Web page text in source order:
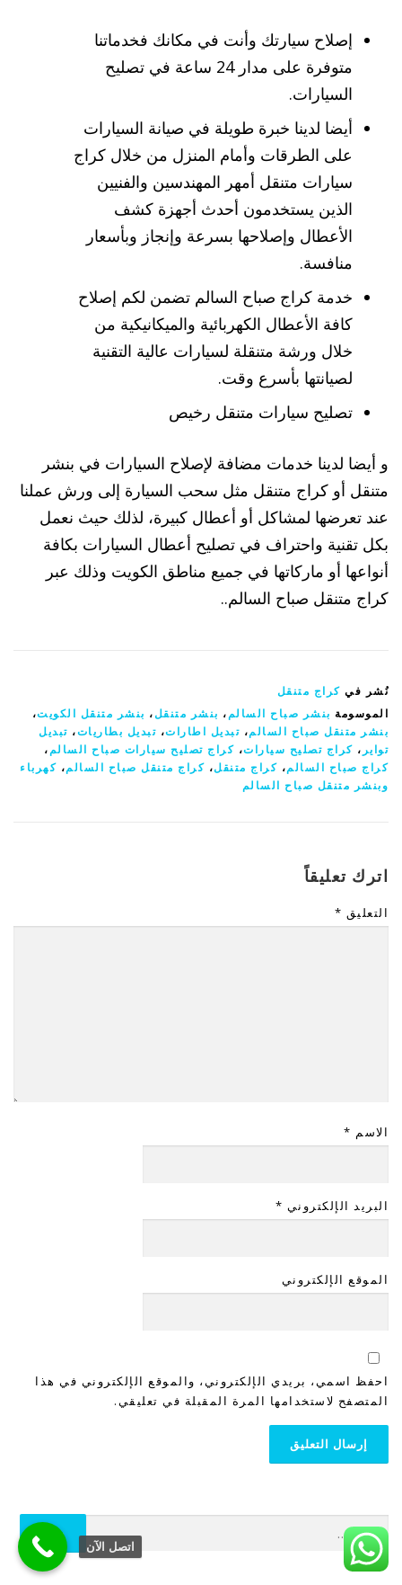
إصلاح سيارتك وأنت في مكانك فخدماتنا
متوفرة على مدار 24 ساعة في تصليح
السيارات.
أيضا لدينا خبرة طويلة في صيانة السيارات
على الطرقات وأمام المنزل من خلال كراج
سيارات متنقل أمهر المهندسين والفنيين
الذين يستخدمون أحدث أجهزة كشف
الأعطال وإصلاحها بسرعة وإنجاز وبأسعار
منافسة.
خدمة كراج صباح السالم تضمن لكم إصلاح
كافة الأعطال الكهربائية والميكانيكية من
خلال ورشة متنقلة لسيارات عالية التقنية
لصيانتها بأسرع وقت.
تصليح سيارات متنقل رخيص
و أيضا لدينا خدمات مضافة لإصلاح السيارات في بنشر
متنقل أو كراج متنقل مثل سحب السيارة إلى ورش عملنا
عند تعرضها لمشاكل أو أعطال كبيرة، لذلك حيث نعمل
بكل تقنية واحتراف في تصليح أعطال السيارات بكافة
أنواعها أو ماركاتها في جميع مناطق الكويت وذلك عبر
كراج متنقل صباح السالم..
نُشر في كراج متنقل
الموسومة بنشر صباح السالم، بنشر متنقل، بنشر متنقل الكويت،
بنشر متنقل صباح السالم، تبديل اطارات، تبديل بطاريات، تبديل
تواير ، كراج تصليح سيارات، كراج تصليح سيارات صباح السالم،
كراج صباح السالم، كراج متنقل، كراج متنقل صباح السالم، كهرباء
وبنشر متنقل صباح السالم
اترك تعليقاً
التعليق *
الاسم *
البريد الإلكتروني *
الموقع الإلكتروني
احفظ اسمي، بريدي الإلكتروني، والموقع الإلكتروني في هذا
المتصفح لاستخدامها المرة المقبلة في تعليقي.
اتصل الآن